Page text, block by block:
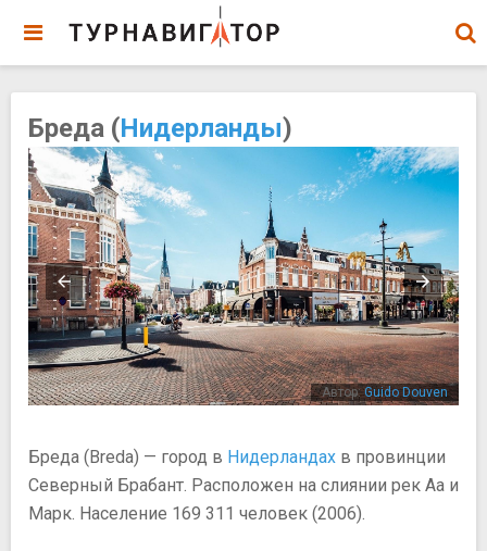
Бреда (Нидерланды)
Автор:Guido Douven
Бреда (Breda) — город в Нидерландах в провинции
Северный Брабант. Расположен на слиянии рек Аа и
Марк. Население 169 311 человек (2006).